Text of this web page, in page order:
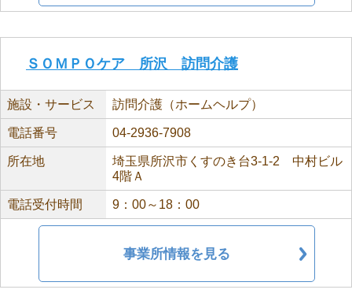
ＳＯＭＰＯケア 所沢 訪問介護
施設・サービス 訪問介護（ホームヘルプ）
電話番号 04-2936-7908
所在地
埼玉県所沢市くすのき台3-1-2 中村ビル
4階Ａ
電話受付時間 9：00～18：00
事業所情報を見る